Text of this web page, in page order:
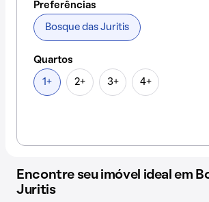
Preferências
Bosque das Juritis
Quartos
1+ 2+ 3+ 4+
Encontre seu imóvel ideal em
Juritis